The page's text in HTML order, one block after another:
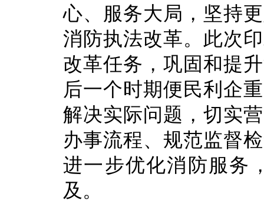
心、服务大局，坚持
消防执法改革。此次
改革任务，巩固和提
后一个时期便民利企
解决实际问题，切实
办事流程、规范监督
进一步优化消防服务
及。